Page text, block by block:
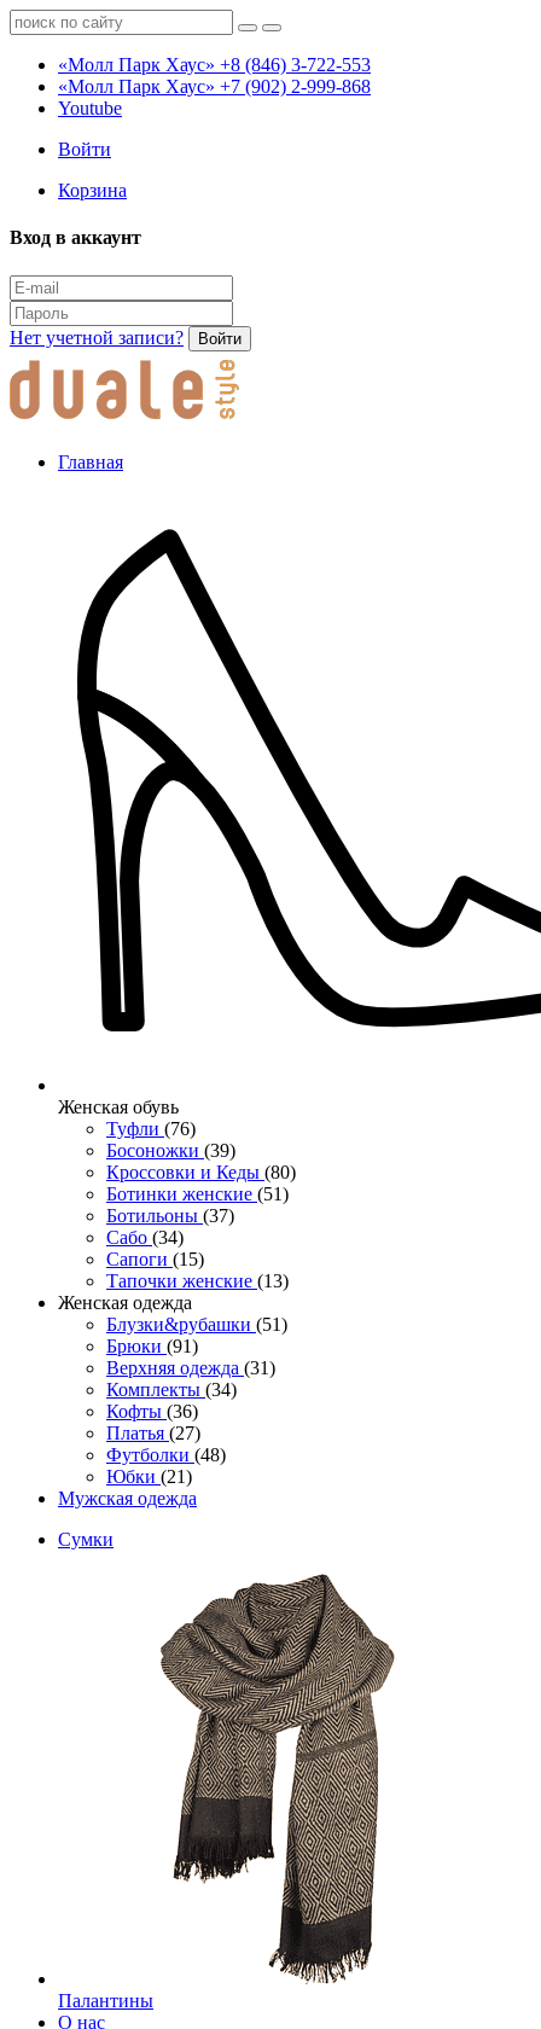
«Молл Парк Хаус» +8 (846) 3-722-553
«Молл Парк Хаус» +7 (902) 2-999-868
Youtube
Войти
Корзина
Вход в аккаунт
Нет учетной записи? Войти
Главная
Женcкая обувь
Туфли (76)
Босоножки (39)
Кроссовки и Кеды (80)
Ботинки женские (51)
Ботильоны (37)
Сабо (34)
Сапоги (15)
Тапочки женские (13)
Женская одежда
Блузки&рубашки (51)
Брюки (91)
Верхняя одежда (31)
Комплекты (34)
Кофты (36)
Платья (27)
Футболки (48)
Юбки (21)
Мужская одежда
Сумки
Палантины
О нас